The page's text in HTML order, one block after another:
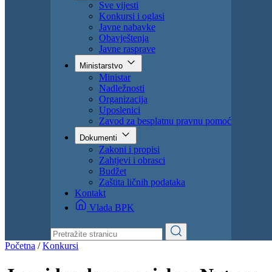
Aktuelno
Sve vijesti
Konkursi i oglasi
Javne nabavke
Obavještenja
Javne rasprave
Ministarstvo
Ministar
Nadležnosti
Organizacija
Uposlenici
Zavod za besplatnu pravnu pomoć
Dokumenti
Zakoni i propisi
Zahtjevi i obrasci
Budžet
Zaštita ličnih podataka
Kontakt
Vlada BPK